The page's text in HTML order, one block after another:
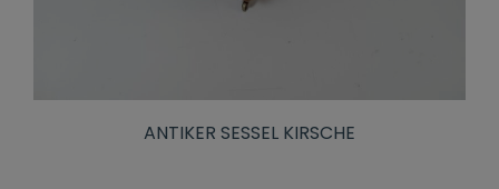
ANTIKER SESSEL KIRSCHE